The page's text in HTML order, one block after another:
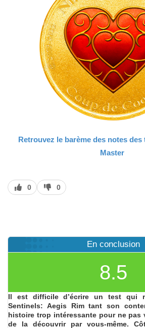
Retrouvez le barème des notes
Master
J’aime
0
J’aime
pas
0
En conclusion
8.5
Il est difficile d’écrire un test qui
Sentinels: Aegis Rim tant son
histoire trop intéressante pour ne pas
de la découvrir par vous-même.